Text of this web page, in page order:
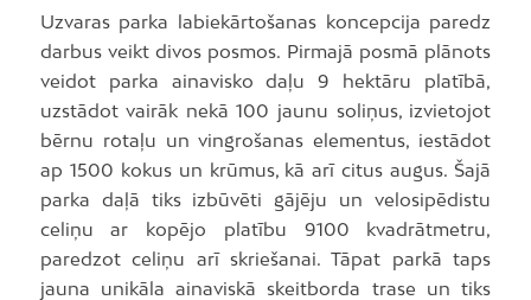
Uzvaras parka labiekārtošanas koncepcija paredz
darbus veikt divos posmos. Pirmajā posmā plānots
veidot parka ainavisko daļu 9 hektāru platībā,
uzstādot vairāk nekā 100 jaunu soliņus, izvietojot
bērnu rotaļu un vingrošanas elementus, iestādot
ap 1500 kokus un krūmus, kā arī citus augus. Šajā
parka daļā tiks izbūvēti gājēju un velosipēdistu
celiņu ar kopējo platību 9100 kvadrātmetru,
paredzot celiņu arī skriešanai. Tāpat parkā taps
jauna unikāla ainaviskā skeitborda trase un tiks